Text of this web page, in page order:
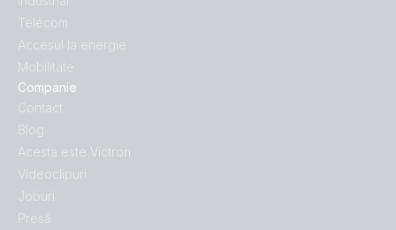
Telecom
Accesul la energie
Mobilitate
Companie
Contact
Blog
Acesta este Victron
Videoclipuri
Joburi
Presă